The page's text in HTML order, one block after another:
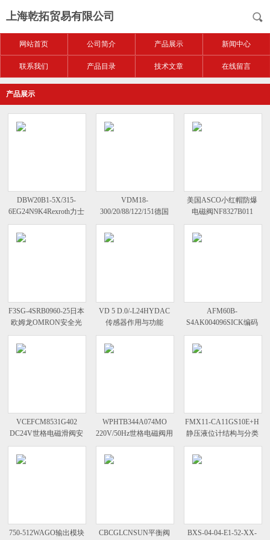
上海乾拓贸易有限公司
网站首页 公司简介 产品展示 新闻中心
联系我们 产品目录 技术文章 在线留言
产品展示
DBW20B1-5X/315-
6EG24N9K4Rexroth力士
乐溢流阀使用介质
VDM18-
300/20/88/122/151德国
P+F倍加福测距传感器
的测量数据表
美国ASCO小红帽防爆
电磁阀NF8327B011
230V
F3SG-4SRB0960-25日本
欧姆龙OMRON安全光
幕检测物体
VD 5 D.0/-L24HYDAC
传感器作用与功能
AFM60B-
S4AK004096SICK编码
器参数与规格
VCEFCM8531G402
DC24V世格电磁滑阀安
装与使用
WPHTB344A074MO
220V/50Hz世格电磁阀用
途与特点
FMX11-CA11GS10E+H
静压液位计结构与分类
750-512WAGO输出模块
CBCGLCNSUN平衡阀
BXS-04-04-E1-52-XX-